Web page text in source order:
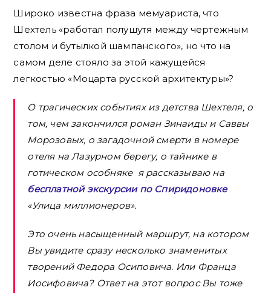
Широко известна фраза мемуариста, что
Шехтель «работал полушутя между чертежным
столом и бутылкой шампанского», но что на
самом деле стояло за этой кажущейся
легкостью «Моцарта русской архитектуры»?
О трагических событиях из детства Шехтеля, о
том, чем закончился роман Зинаиды и Саввы
Морозовых, о загадочной смерти в номере
отеля на Лазурном берегу, о тайнике в
готическом особняке я рассказываю на
бесплатной экскурсии по Спиридоновке
«Улица миллионеров».
Это очень насыщенный маршрут, на котором
Вы увидите сразу несколько знаменитых
творений Федора Осиповича. Или Франца
Иосифовича? Ответ на этот вопрос Вы тоже